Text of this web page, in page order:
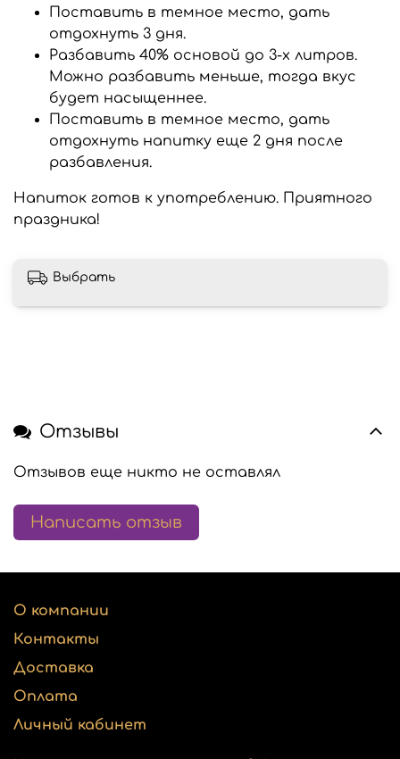
Поставить в темное место, дать
отдохнуть 3 дня.
Разбавить 40% основой до 3-х литров.
Можно разбавить меньше, тогда вкус
будет насыщеннее.
Поставить в темное место, дать
отдохнуть напитку еще 2 дня после
разбавления.
Напиток готов к употреблению. Приятного
праздника!
Выбрать
Отзывы
Отзывов еще никто не оставлял
Написать отзыв
О компании
Контакты
Доставка
Оплата
Личный кабинет